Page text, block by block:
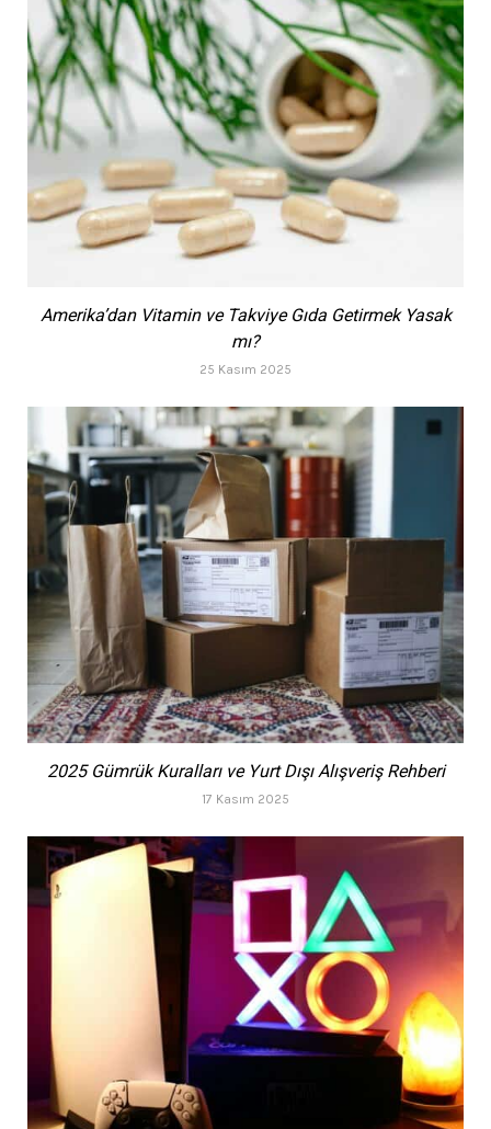
Amerika’dan Vitamin ve Takviye Gıda Getirmek Yasak
mı?
25 Kasım 2025
2025 Gümrük Kuralları ve Yurt Dışı Alışveriş Rehberi
17 Kasım 2025